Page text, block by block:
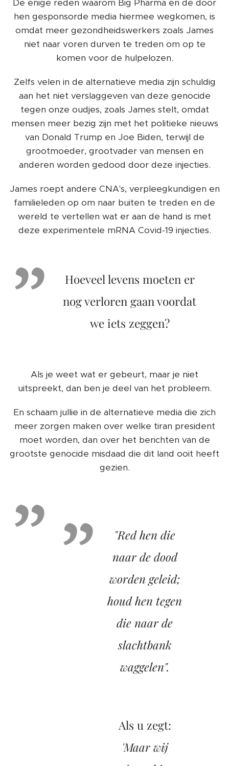
De enige reden waarom Big Pharma en de door
hen gesponsorde media hiermee wegkomen, is
omdat meer gezondheidswerkers zoals James
niet naar voren durven te treden om op te
komen voor de hulpelozen.
Zelfs velen in de alternatieve media zijn schuldig
aan het niet verslaggeven van deze genocide
tegen onze oudjes, zoals James stelt, omdat
mensen meer bezig zijn met het politieke nieuws
van Donald Trump en Joe Biden, terwijl de
grootmoeder, grootvader van mensen en
anderen worden gedood door deze injecties.
James roept andere CNA's, verpleegkundigen en
familieleden op om naar buiten te treden en de
wereld te vertellen wat er aan de hand is met
deze experimentele mRNA Covid-19 injecties.
Hoeveel levens moeten er
nog verloren gaan voordat
we iets zeggen?
Als je weet wat er gebeurt, maar je niet
uitspreekt, dan ben je deel van het probleem.
En schaam jullie in de alternatieve media die zich
meer zorgen maken over welke tiran president
moet worden, dan over het berichten van de
grootste genocide misdaad die dit land ooit heeft
gezien.
"Red hen die
naar de dood
worden geleid;
houd hen tegen
die naar de
slachtbank
waggelen".
Als u zegt:
'Maar wij